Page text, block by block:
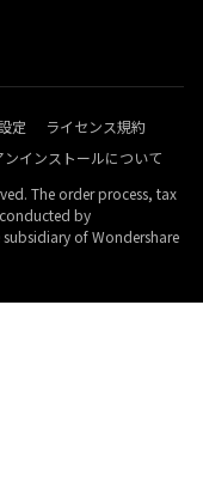
定
ライセンス規約
ンインストールについて
The order process, tax
by
of Wondershare